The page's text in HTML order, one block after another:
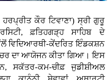
ਕੌਰ ਟਿਵਾਣਾ)ਸ੍ਰੀ ਗੁਰੂ
ਫ਼ਤਿਹਗੜ੍ਹ ਸਾਹਿਬ ਦੇ
ਵਿਦਿਆਰਥੀ-ਕੇਂਦਰਿਤ ਇੰਡਕਸ਼ਨ
ਦਾ ਆਯੋਜਨ ਕੀਤਾ ਗਿਆ। ਇਸ
ਸਕੱਤਰ-ਕਮ-ਚੀਫ਼ ਜੁਡੀਸ਼ੀਅਲ